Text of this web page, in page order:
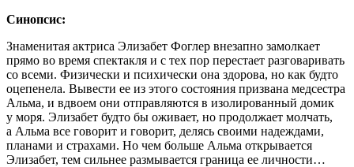
Синопсис:
Знаменитая актриса Элизабет Фоглер внезапно замолкает
прямо во время спектакля и с тех пор перестает разговаривать
со всеми. Физически и психически она здорова, но как будто
оцепенела. Вывести ее из этого состояния призвана медсестра
Альма, и вдвоем они отправляются в изолированный домик
у моря. Элизабет будто бы оживает, но продолжает молчать,
а Альма все говорит и говорит, делясь своими надеждами,
планами и страхами. Но чем больше Альма открывается
Элизабет, тем сильнее размывается граница ее личности…